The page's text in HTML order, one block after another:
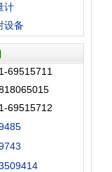
计
设备
69515711
69515712